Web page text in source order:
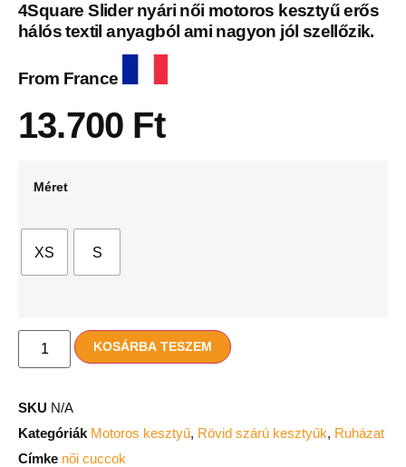
4Square Slider nyári női motoros kesztyű erős
hálós textil anyagból ami nagyon jól szellőzik.
From France
13.700 Ft
Méret
XS S
KOSÁRBA TESZEM
SKU N/A
Kategóriák Motoros kesztyű, Rövid szárú kesztyűk, Ruházat
Címke női cuccok